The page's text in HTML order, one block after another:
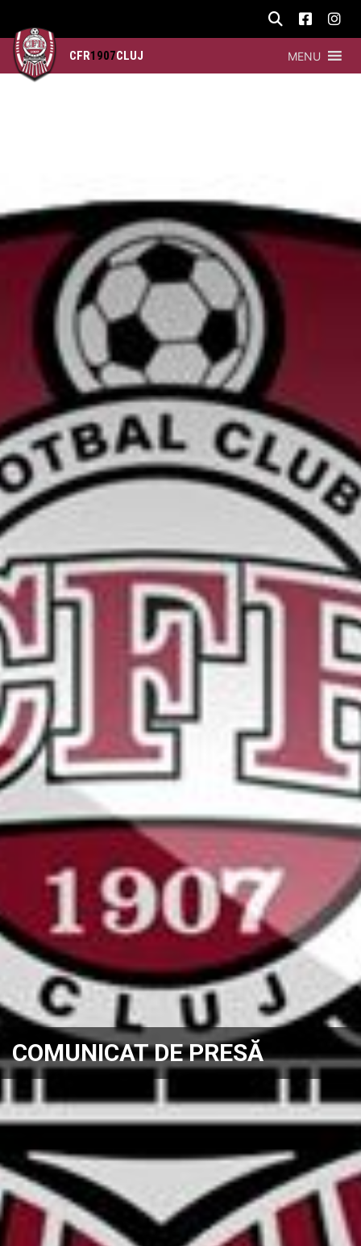
CFR1907CLUJ MENU
COMUNICAT DE PRESĂ